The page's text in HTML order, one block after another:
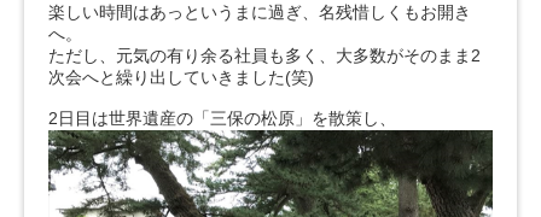
楽しい時間はあっというまに過ぎ、名残惜しくもお開き
へ。
ただし、元気の有り余る社員も多く、大多数がそのまま2
次会へと繰り出していきました(笑)
2日目は世界遺産の「三保の松原」を散策し、